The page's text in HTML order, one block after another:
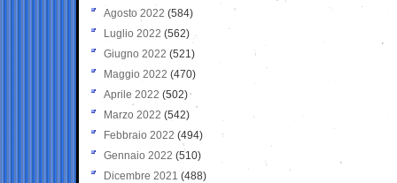
Agosto 2022 (584)
Luglio 2022 (562)
Giugno 2022 (521)
Maggio 2022 (470)
Aprile 2022 (502)
Marzo 2022 (542)
Febbraio 2022 (494)
Gennaio 2022 (510)
Dicembre 2021 (488)